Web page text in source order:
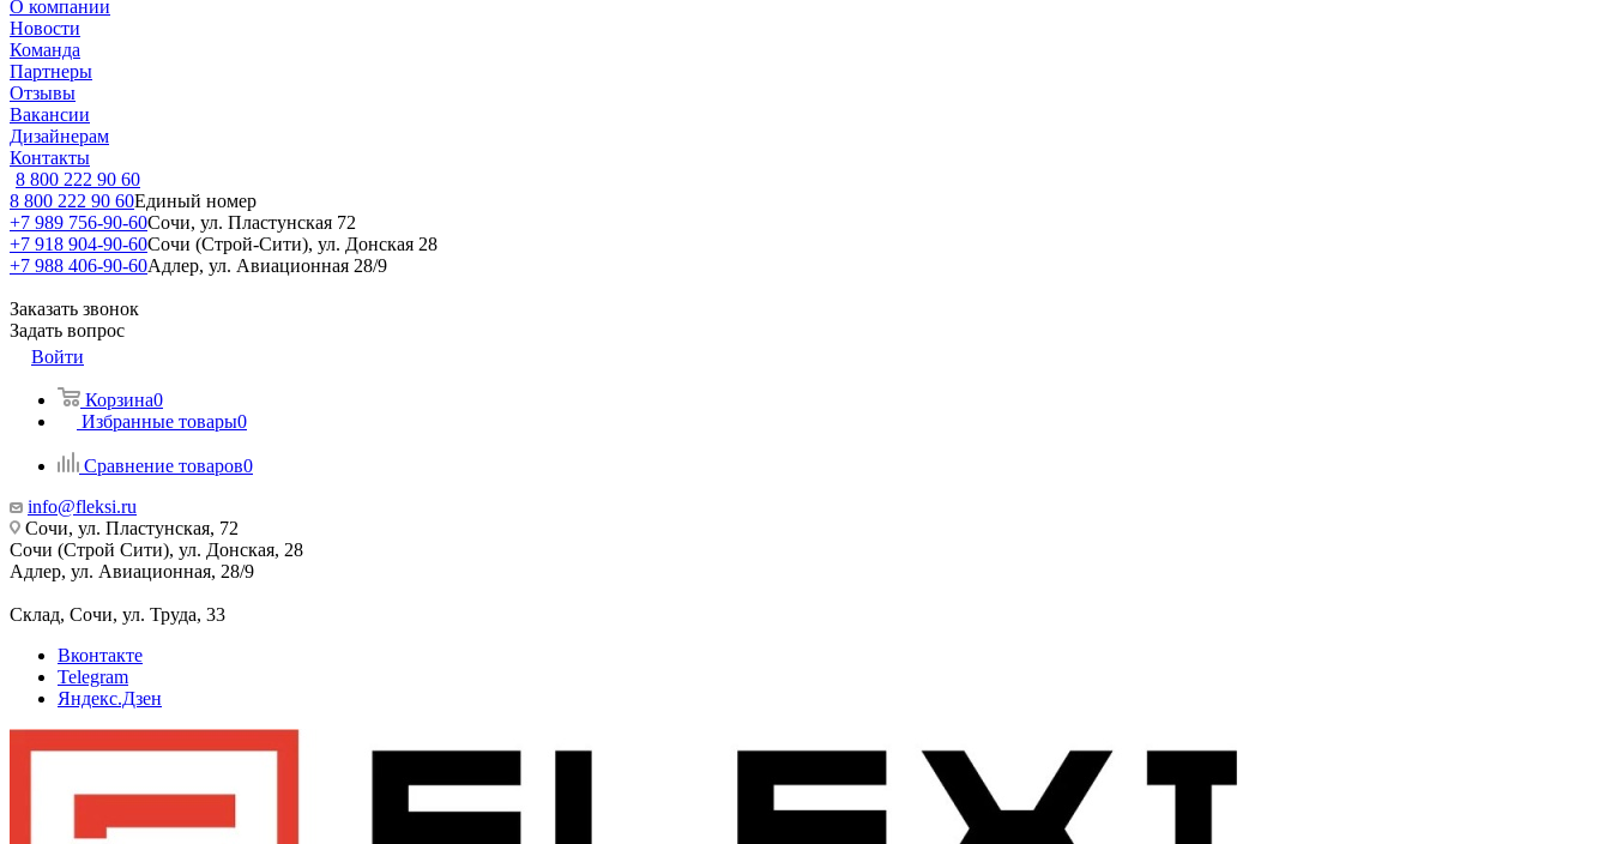
О компании
Новости
Команда
Партнеры
Отзывы
Вакансии
Дизайнерам
Контакты
8 800 222 90 60
8 800 222 90 60Единый номер
+7 989 756-90-60Сочи, ул. Пластунская 72
+7 918 904-90-60Сочи (Строй-Сити), ул. Донская 28
+7 988 406-90-60Адлер, ул. Авиационная 28/9
Заказать звонок
Задать вопрос
Войти
Корзина0
Избранные товары0
Сравнение товаров0
info@fleksi.ru
Сочи, ул. Пластунская, 72
Сочи (Строй Сити), ул. Донская, 28
Адлер, ул. Авиационная, 28/9
Склад, Сочи, ул. Труда, 33
Вконтакте
Telegram
Яндекс.Дзен